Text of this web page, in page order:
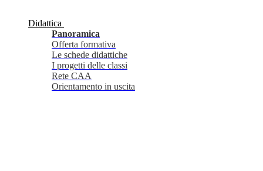
Didattica
Panoramica
Offerta formativa
Le schede didattiche
I progetti delle classi
Rete CAA
Orientamento in uscita